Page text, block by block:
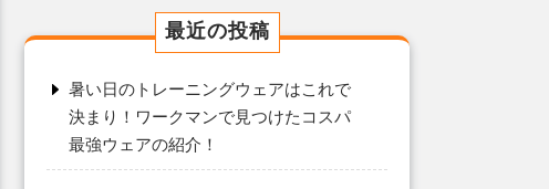
最近の投稿
暑い日のトレーニングウェアはこれで
決まり！ワークマンで見つけたコスパ
最強ウェアの紹介！